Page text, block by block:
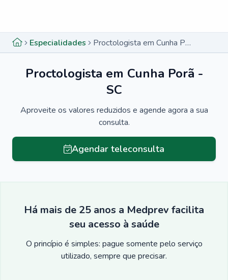
Especialidades Proctologista em Cunha Porã - SC
Proctologista em Cunha Porã -
SC
Aproveite os valores reduzidos e agende agora a sua
consulta.
Agendar teleconsulta
Há mais de 25 anos a Medprev facilita
seu acesso à saúde
O princípio é simples: pague somente pelo serviço
utilizado, sempre que precisar.